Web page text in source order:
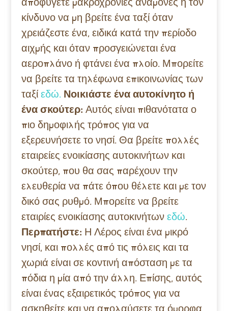
κίνδυνο να μη βρείτε ένα ταξί όταν
χρειάζεστε ένα, ειδικά κατά την περίοδο
αιχμής και όταν προσγειώνεται ένα
αεροπλάνο ή φτάνει ένα πλοίο. Μπορείτε
να βρείτε τα τηλέφωνα επικοινωνίας των
ταξίεδώ. Νοικιάστε ένα αυτοκίνητο ή
ένα σκούτερ:Αυτός είναι πιθανότατα ο
πιο δημοφιλής τρόπος για να
εξερευνήσετε το νησί. Θα βρείτε πολλές
εταιρείες ενοικίασης αυτοκινήτων και
σκούτερ, που θα σας παρέχουν την
ελευθερία να πάτε όπου θέλετε και με τον
δικό σας ρυθμό. Μπορείτε να βρείτε
εταιρίες ενοικίασης αυτοκινήτωνεδώ.
Περπατήστε: Η Λέρος είναι ένα μικρό
νησί, και πολλές από τις πόλεις και τα
χωριά είναι σε κοντινή απόσταση με τα
πόδια η μία από την άλλη. Επίσης, αυτός
είναι ένας εξαιρετικός τρόπος για να
ασκηθείτε και να απολαύσετε τα όμορφα